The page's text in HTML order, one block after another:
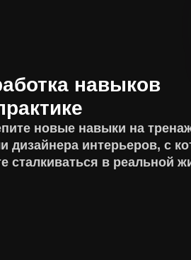
навыков
новые навыки на
дизайнера интерьеров, с
сталкиваться в реальной